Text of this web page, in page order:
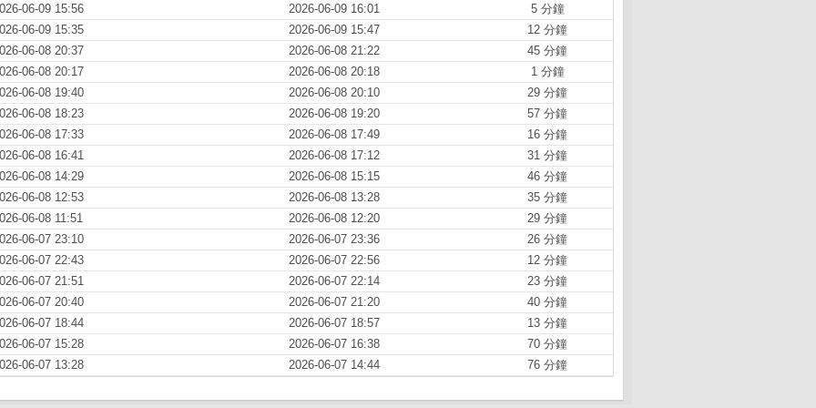
06-09 15:56 2026-06-09 16:01
5 分鐘
06-09 15:35
2026-06-09 15:47
12 分鐘
06-08 20:37
2026-06-08 21:22
45 分鐘
06-08 20:17
2026-06-08 20:18
1 分鐘
06-08 19:40
2026-06-08 20:10
29 分鐘
06-08 18:23
2026-06-08 19:20
57 分鐘
06-08 17:33
2026-06-08 17:49
16 分鐘
06-08 16:41
2026-06-08 17:12
31 分鐘
06-08 14:29
2026-06-08 15:15
46 分鐘
06-08 12:53
2026-06-08 13:28
35 分鐘
06-08 11:51
2026-06-08 12:20
29 分鐘
06-07 23:10
2026-06-07 23:36
26 分鐘
06-07 22:43
2026-06-07 22:56
12 分鐘
06-07 21:51
2026-06-07 22:14
23 分鐘
06-07 20:40
2026-06-07 21:20
40 分鐘
06-07 18:44
2026-06-07 18:57
13 分鐘
06-07 15:28
2026-06-07 16:38
70 分鐘
06-07 13:28
2026-06-07 14:44 76 分鐘